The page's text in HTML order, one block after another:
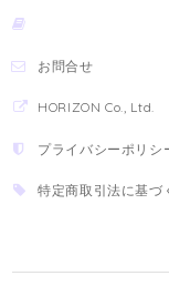
お問合せ
HORIZON Co., Ltd.
プライバシーポリシ
特定商取引法に基づ